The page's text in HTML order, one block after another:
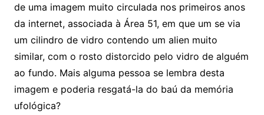
de uma imagem muito circulada nos primeiros anos
da internet, associada à Área 51, em que um se via
um cilindro de vidro contendo um alien muito
similar, com o rosto distorcido pelo vidro de alguém
ao fundo. Mais alguma pessoa se lembra desta
imagem e poderia resgatá-la do baú da memória
ufológica?